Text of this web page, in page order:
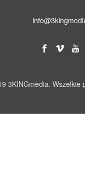
3KINGmedia. Wszelkie